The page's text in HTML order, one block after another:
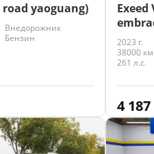
road yaoguang)
Внедорожник
Бензин
Exeed
2023 г.
38000 км.
261 л.с.
4